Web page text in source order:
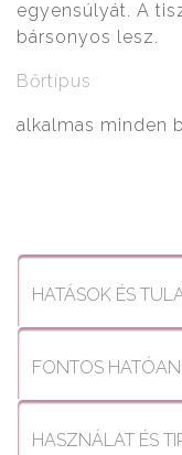
egyensúlyát. A
bársonyos lesz.
Bőrtípus
alkalmas minden
HATÁSOK ÉS
FONTOS
HASZNÁLAT ÉS